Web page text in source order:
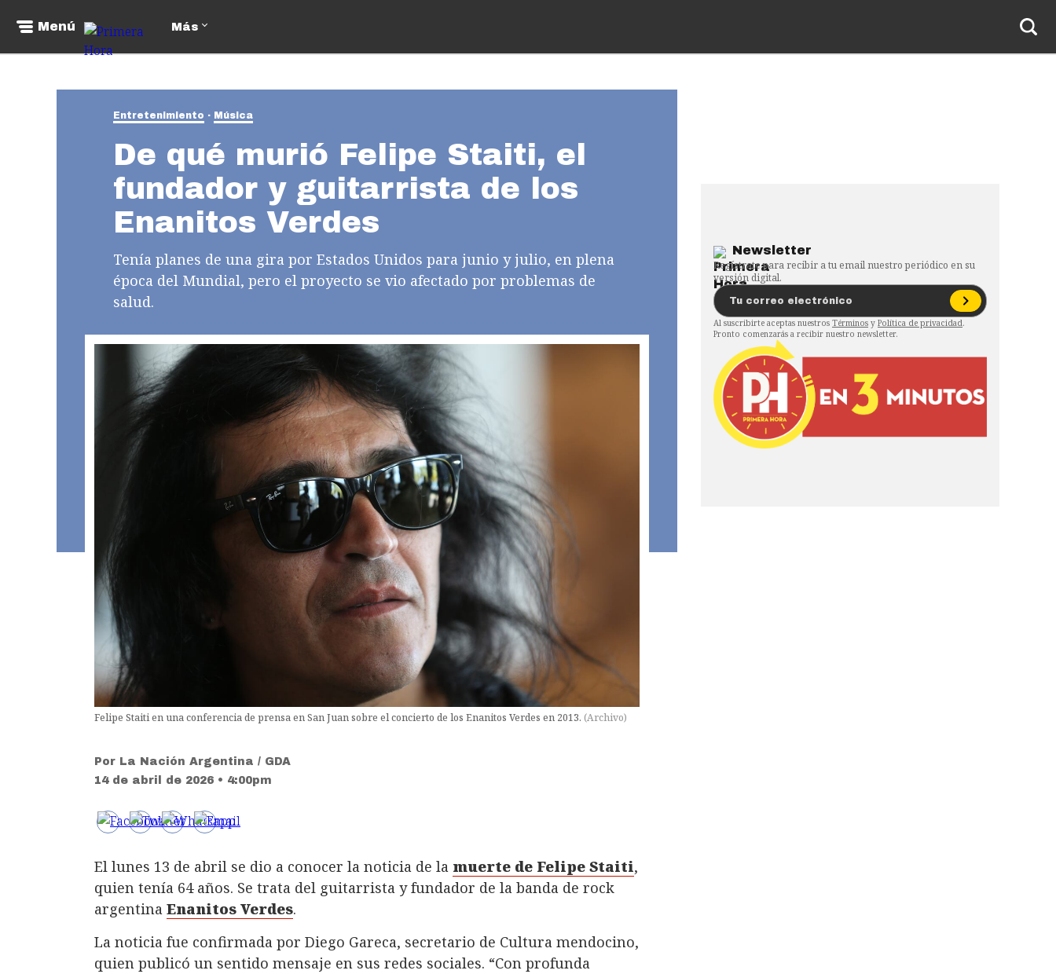
Menú Más
Entretenimiento Música
De qué murió Felipe Staiti, el
fundador y guitarrista de los
Enanitos Verdes
Tenía planes de una gira por Estados Unidos para junio y julio, en plena
época del Mundial, pero el proyecto se vio afectado por problemas de
salud.
Felipe Staiti en una conferencia de prensa en San Juan sobre el concierto de los Enanitos Verdes en 2013. (Archivo)
Por La Nación Argentina / GDA
14 de abril de 2026 • 4:00pm
El lunes 13 de abril se dio a conocer la noticia de la muerte de Felipe Staiti,
quien tenía 64 años. Se trata del guitarrista y fundador de la banda de rock
argentina Enanitos Verdes.
La noticia fue confirmada por Diego Gareca, secretario de Cultura mendocino,
quien publicó un sentido mensaje en sus redes sociales. “Con profunda
Newsletter
Regístrate para recibir a tu email nuestro periódico en su
versión digital.
Al suscribirte aceptas nuestros Términos y Política de privacidad.
Pronto comenzarás a recibir nuestro newsletter.